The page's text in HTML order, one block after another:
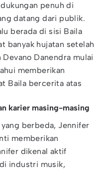
penuh di
datang dari publik.
berada di sisi Baila
banyak hujatan setelah
Danendra mulai
memberikan
Baila bercerita atas
karier masing-masing
berbeda, Jennifer
memberikan
dikenal aktif
industri musik,